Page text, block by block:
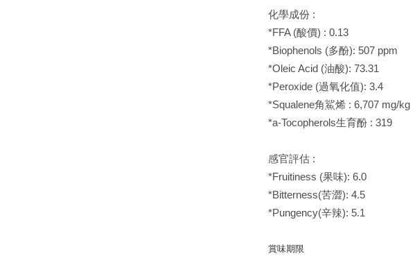
化學成份 :
*FFA (酸價) : 0.13
*Biophenols (多酚): 507 ppm
*Oleic Acid (油酸): 73.31
*Peroxide (過氧化值): 3.4
*Squalene角鯊烯 : 6,707 mg/kg
*a-Tocopherols生育酚 : 319
感官評估 :
*Fruitiness (果味): 6.0
*Bitterness(苦澀): 4.5
*Pungency(辛辣): 5.1
賞味期限